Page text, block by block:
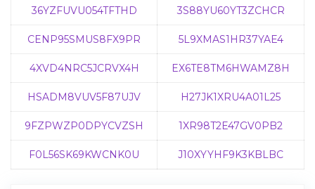
36YZFUVU054TFTHD 3S88YU60YT3ZCHCR
CENP95SMUS8FX9PR 5L9XMAS1HR37YAE4
4XVD4NRC5JCRVX4H EX6TE8TM6HWAMZ8H
HSADM8VUV5F87UJV H27JK1XRU4A01L25
9FZPWZP0DPYCVZSH 1XR98T2E47GV0PB2
F0L56SK69KWCNK0U J10XYYHF9K3KBLBC